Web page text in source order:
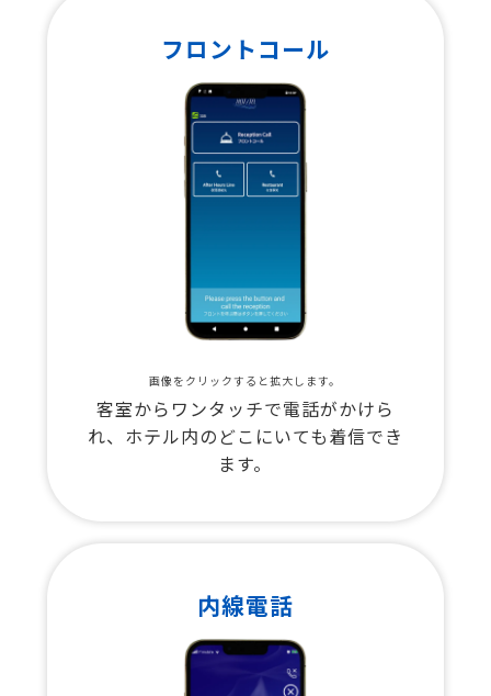
フロントコール
画像をクリックすると拡大します。
客室からワンタッチで電話がかけら
れ、ホテル内のどこにいても着信でき
ます。
内線電話